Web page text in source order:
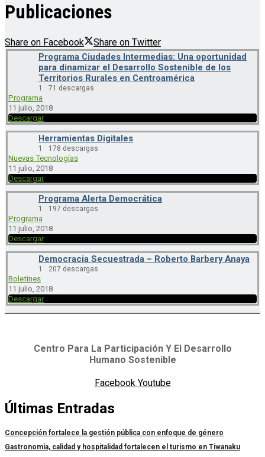
Publicaciones
Share on Facebook Share on Twitter
Programa Ciudades Intermedias: Una oportunidad
para dinamizar el Desarrollo Sostenible de los
Territorios Rurales en Centroamérica
1 71 descargas
Programa
11 julio, 2018
Descargar
Herramientas Digitales
1 178 descargas
Nuevas Tecnologías
11 julio, 2018
Descargar
Programa Alerta Democrática
1 197 descargas
Programa
11 julio, 2018
Descargar
Democracia Secuestrada – Roberto Barbery Anaya
1 207 descargas
Boletines
11 julio, 2018
Descargar
Centro Para La Participación Y El Desarrollo
Humano Sostenible
Facebook Youtube
Últimas Entradas
Concepción fortalece la gestión pública con enfoque de género
Gastronomía, calidad y hospitalidad fortalecen el turismo en Tiwanaku